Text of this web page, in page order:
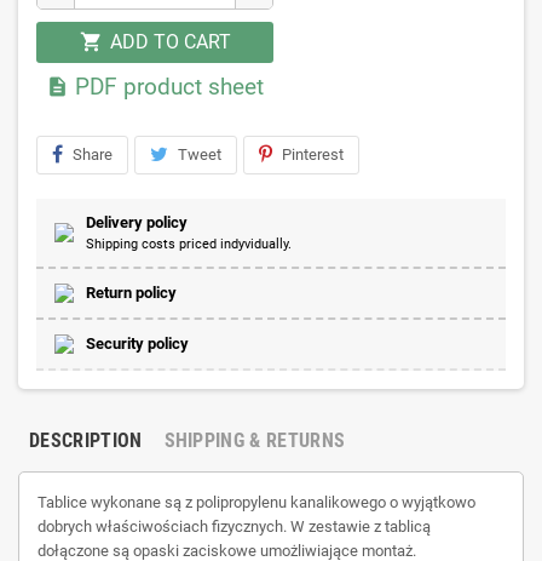
shopping_cart ADD TO CART
 PDF product sheet
Share Tweet Pinterest
Delivery policy
Shipping costs priced indyvidually.
Return policy
Security policy
DESCRIPTION SHIPPING & RETURNS
Tablice wykonane są z polipropylenu kanalikowego o wyjątkowo
dobrych właściwościach fizycznych. W zestawie z tablicą
dołączone są opaski zaciskowe umożliwiające montaż.